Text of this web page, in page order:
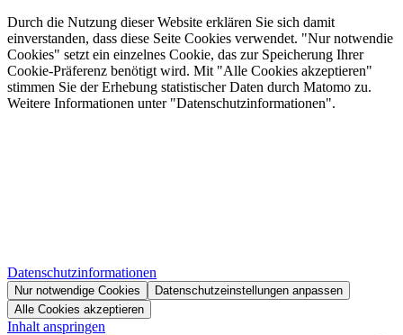
Durch die Nutzung dieser Website erklären Sie sich damit
einverstanden, dass diese Seite Cookies verwendet. "Nur notwendie
Cookies" setzt ein einzelnes Cookie, das zur Speicherung Ihrer
Cookie-Präferenz benötigt wird. Mit "Alle Cookies akzeptieren"
stimmen Sie der Erhebung statistischer Daten durch Matomo zu.
Weitere Informationen unter "Datenschutzinformationen".
Datenschutzinformationen
Nur notwendige Cookies
Datenschutzeinstellungen anpassen
Alle Cookies akzeptieren
Inhalt anspringen